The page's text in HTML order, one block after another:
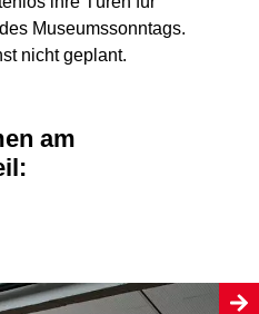
Museumssonntags.
nicht geplant.